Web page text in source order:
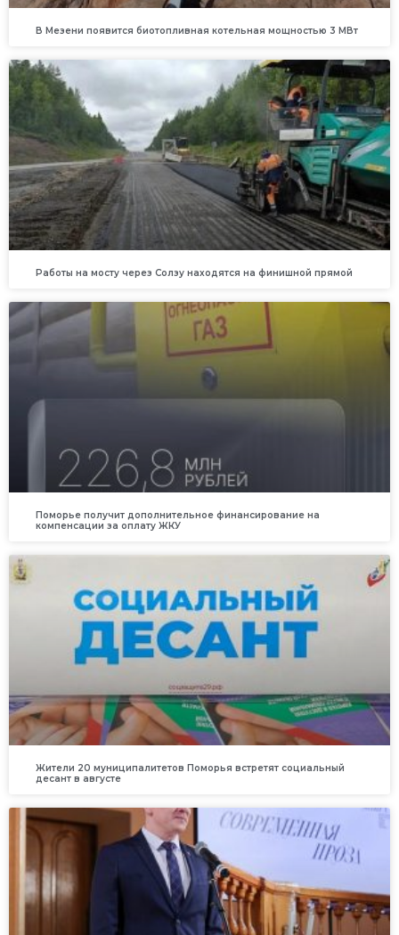
В Мезени появится биотопливная котельная мощностью 3 МВт
Работы на мосту через Солзу находятся на финишной прямой
Поморье получит дополнительное финансирование на
компенсации за оплату ЖКУ
Жители 20 муниципалитетов Поморья встретят социальный
десант в августе